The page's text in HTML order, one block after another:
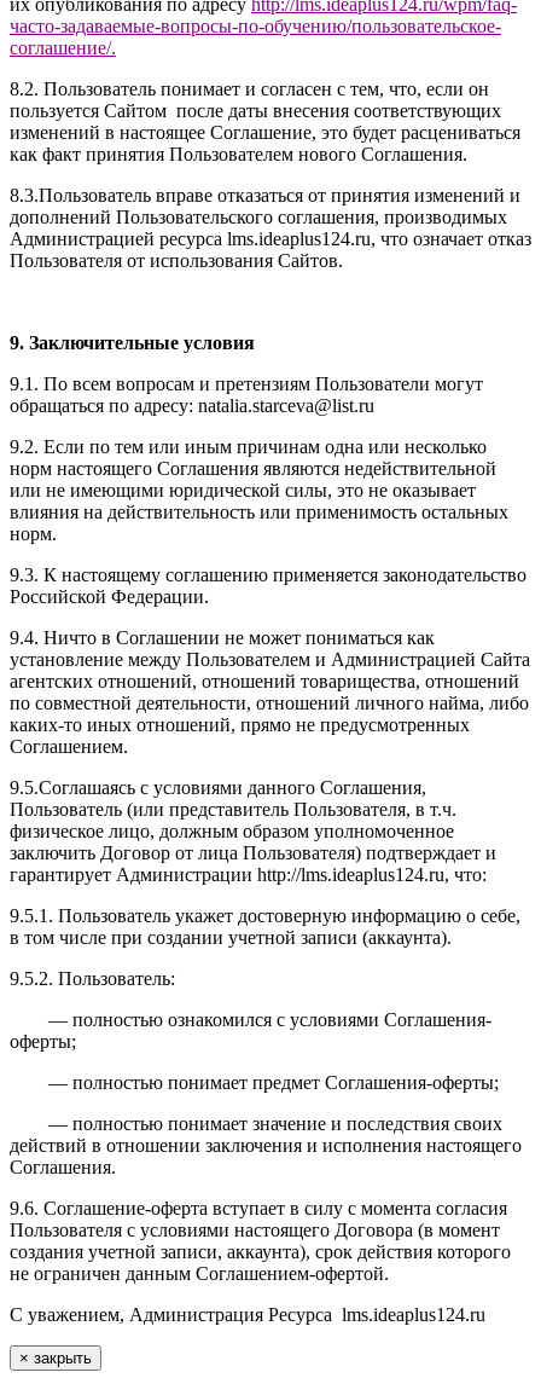
их опубликования по адресу http:// ms.ideaplus1 24.ru/wpm/faq-
часто-задаваемые-вопросы-по-обучению/пользовательское-
соглашение/.
8.2. Пользователь понимает и согласен с тем, что, если он
пользуется Сайтом после даты внесения соответствующих
изменений в настоящее Соглашение, это будет расцениваться
как факт принятия Пользователем нового Соглашения.
8.3.Пользователь вправе отказаться от принятия изменений и
дополнений Пользовательского соглашения, производимых
Администрацией ресурса lms.ideaplus124.ru, что означает отказ
Пользователя от использования Сайтов.
9. Заключительные условия
9.1. По всем вопросам и претензиям Пользователи могут
обращаться по адресу: natalia.starceva@list.ru
9.2. Если по тем или иным причинам одна или несколько
норм настоящего Соглашения являются недействительной
или не имеющими юридической силы, это не оказывает
влияния на действительность или применимость остальных
норм.
9.3. К настоящему соглашению применяется законодательство
Российской Федерации.
9.4. Ничто в Соглашении не может пониматься как
установление между Пользователем и Администрацией Сайта
агентских отношений, отношений товарищества, отношений
по совместной деятельности, отношений личного найма, либо
каких-то иных отношений, прямо не предусмотренных
Соглашением.
9.5.Соглашаясь с условиями данного Соглашения,
Пользователь (или представитель Пользователя, в т.ч.
физическое лицо, должным образом уполномоченное
заключить Договор от лица Пользователя) подтверждает и
гарантирует Администрации http://lms.ideaplus124.ru, что:
9.5.1. Пользователь укажет достоверную информацию о себе,
в том числе при создании учетной записи (аккаунта).
9.5.2. Пользователь:
— полностью ознакомился с условиями Соглашения-
оферты;
— полностью понимает предмет Соглашения-оферты;
— полностью понимает значение и последствия своих
действий в отношении заключения и исполнения настоящего
Соглашения.
9.6. Соглашение-оферта вступает в силу с момента согласия
Пользователя с условиями настоящего Договора (в момент
создания учетной записи, аккаунта), срок действия которого
не ограничен данным Соглашением-офертой.
С уважением, Администрация Ресурса lms.ideaplus124.ru
× закрыть